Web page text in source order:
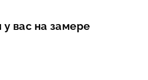
у вас на замере